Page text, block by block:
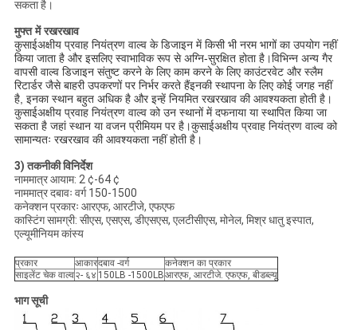
सकता है।
मुफ्त में रखरखाव
कुसाईअक्षीय प्रवाह नियंत्रण वाल्व के डिजाइन में किसी भी नरम भागों का उपयोग नहीं
किया जाता है और इसलिए स्वाभाविक रूप से अग्नि-सुरक्षित होता है।विभिन्न अन्य गैर
वापसी वाल्व डिजाइन संतुष्ट करने के लिए काम करने के लिए काउंटरवेट और स्लैम
रिटार्डर जैसे बाहरी उपकरणों पर निर्भर करते हैंइनकी स्थापना के लिए कोई जगह नहीं
है, इनका स्थान बहुत अधिक है और इन्हें नियमित रखरखाव की आवश्यकता होती है।
कुसाईअक्षीय प्रवाह नियंत्रण वाल्व को उन स्थानों में दफनाया या स्थापित किया जा
सकता है जहां स्थान या वजन प्रीमियम पर है।कुसाईअक्षीय प्रवाह नियंत्रण वाल्व को
सामान्यतः रखरखाव की आवश्यकता नहीं होती है।
3) तकनीकी विनिर्देश
नाममात्र आयाम: 2 ¢-64 ¢
नाममात्र दबावः वर्ग 150-1500
कनेक्शन प्रकारः आरएफ, आरटीजे, एफएफ
कास्टिंग सामग्री: सीएस, एसएस, डीएसएस, एलटीसीएस, मोनेल, मिश्र धातु इस्पात,
एल्यूमीनियम कांस्य
प्रकार आकारदबाव -वर्ग
कनेक्शन का प्रकार
साइलेंट चेक वाल्व२- ६४ 150LB -1500LBआरएफ, आरटीजे. एफएफ, बीडब्ल्यू
भाग सूची